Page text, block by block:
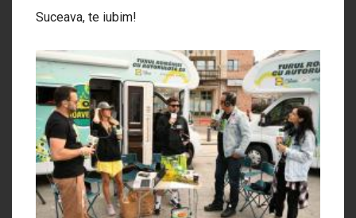
Suceava, te iubim!